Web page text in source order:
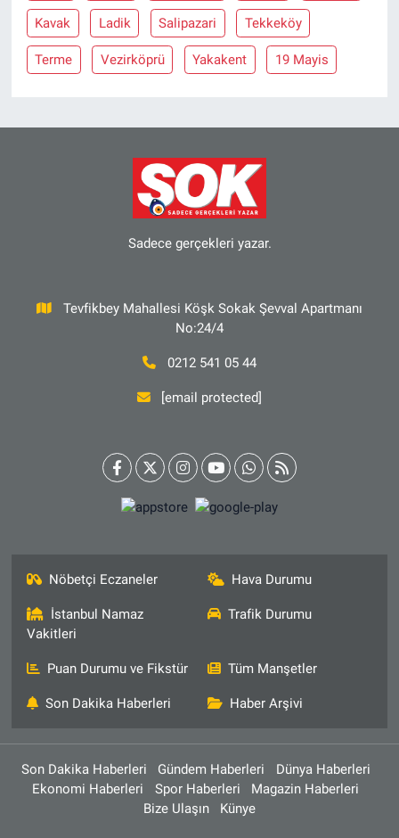
Kavak Ladik Salipazari Tekkeköy
Terme Vezirköprü Yakakent 19 Mayis
Sadece gerçekleri yazar.
Tevfikbey Mahallesi Köşk Sokak Şevval Apartmanı
No:24/4
0212 541 05 44
[email protected]
Nöbetçi Eczaneler Hava Durumu
İstanbul Namaz
Vakitleri
Trafik Durumu
Puan Durumu ve Fikstür Tüm Manşetler
Son Dakika Haberleri Haber Arşivi
Son Dakika Haberleri Gündem Haberleri
Dünya Haberleri
Ekonomi Haberleri
Spor Haberleri
Magazin Haberleri
Bize Ulaşın
Künye